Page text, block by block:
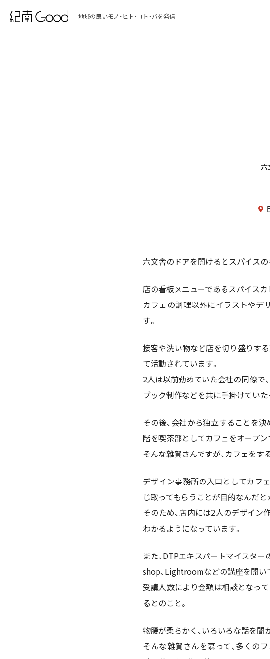
地域の良いモノ・ヒト・コト・バを発信
六
六文舎のドアを開けるとスパイスの
店の看板メニューであるスパイスカ
カフェの調理以外にイラストやデ
す。
接客や洗い物など店を切り盛りす
て活動されています。
2人は以前勤めていた会社の同僚で
ブック制作などを共に手掛けていた
その後、会社から独立することを
階を喫茶部としてカフェをオープン
そんな雜賀さんですが、カフェをす
デザイン事務所の入口としてカフ
じ取ってもらうことが目的なんだと
そのため、店内には2人のデザイン
わかるようになっています。
また、DTPエキスパートマイスタ
shop、Lightroomなどの講座を開い
受講人数により金額は相談となっ
るとのこと。
物腰が柔らかく、いろいろな話を聞
そんな雜賀さんを慕って、多くの